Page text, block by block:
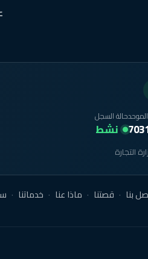
حالة السجل
نشط
التجارة
بنا · قصتنا · ماذا عنا · خدماتنا ·